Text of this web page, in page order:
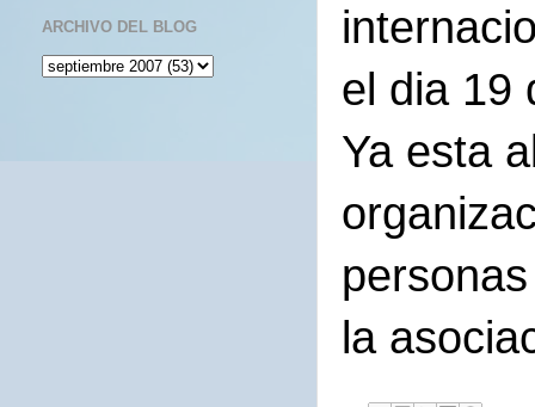
el dia 19
Ya esta
la
ARCHIVO DEL BLOG